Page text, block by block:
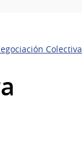
Colectiva